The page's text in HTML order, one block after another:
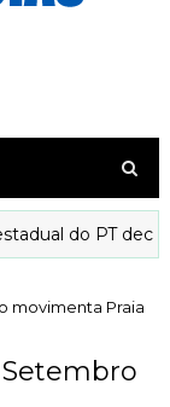
do PT
movimenta Praia